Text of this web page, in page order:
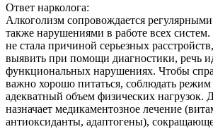
Ответ нарколога:
Алкоголизм сопровождается
также нарушениями в работе всех
не стала причиной серьезных
выявить при помощи диагностики, речь
функциональных нарушениях. Чтобы
важно хорошо питаться, соблюдать режим
адекватный объем физических нагрузок.
назначает медикаментозное лечение
антиоксиданты, адаптогены),